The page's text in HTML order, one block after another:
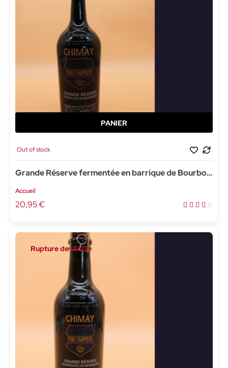
Out of stock
Grande Réserve fermentée en barrique de Bourbon
- 75cl
Accueil
20,95 €
Rupture de stock